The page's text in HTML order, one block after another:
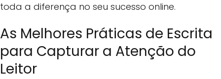
toda a diferença no seu sucesso online.
As Melhores Práticas de Escrita
para Capturar a Atenção do
Leitor